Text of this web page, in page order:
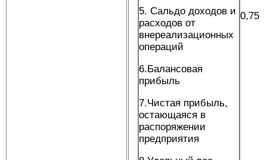
5. Сальдо доходов и
расходов от
внереализационных
операций
6.Балансовая
прибыль
7.Чистая прибыль,
остающаяся в
распоряжении
предприятия
0,75